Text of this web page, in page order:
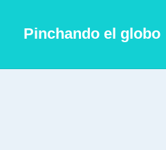
Pinchando el globo